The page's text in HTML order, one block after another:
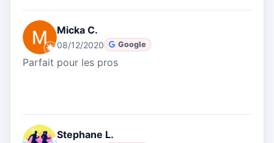
Micka C.
08/12/2020 Google
Parfait pour les pros
Stephane L.